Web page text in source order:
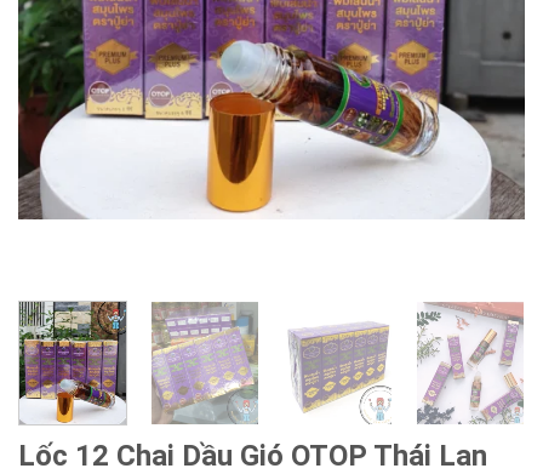
Lốc 12 Chai Dầu Gió OTOP Thái Lan